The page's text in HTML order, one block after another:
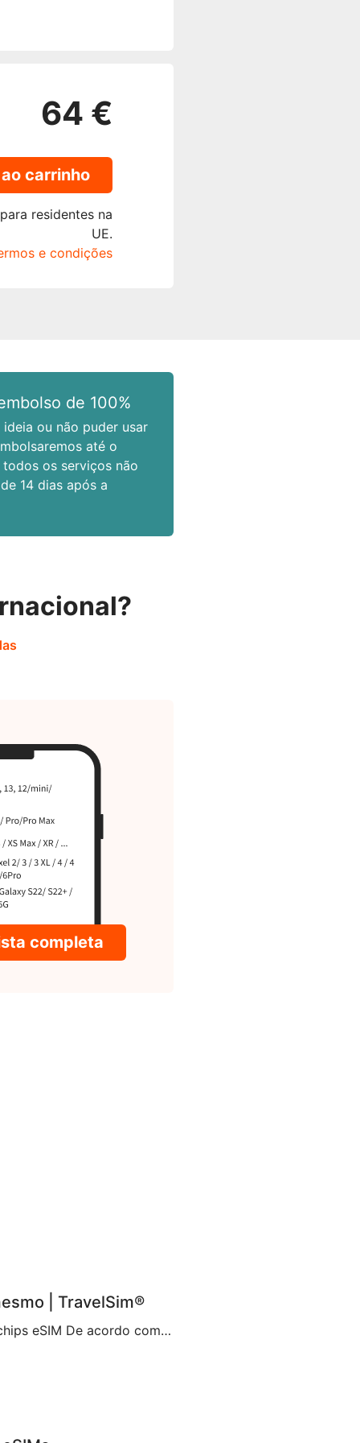
64 €
carrinho
residentes na
UE.
e condições
de 100%
ou não puder usar
até o
os serviços não
14 dias após a
completa
| TravelSim®
Abraçando uma nova era de conectividade com os chips eSIM De acordo com Brian X. Chen, redator-chefe de tecnologia de consumo do The New York Times, não demorará muito para que “o chip físico não exista mais“. Aparentemente, isso se deve à decisão da Apple de eliminar a bandeja de chip do iPhone 14, tornando-o […]